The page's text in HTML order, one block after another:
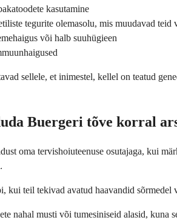
kasutamine
tegurite olemasolu, mis muudavad teid
või halb suuhügieen
sellele, et inimestel, kellel on teatud
Buergeri tõve korral
oma tervishoiuteenuse osutajaga, kui
kui teil tekivad avatud haavandid
nahal musti või tumesiniseid alasid, kuna